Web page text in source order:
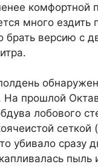
комфортной
много ездить
брать версию с
На прошлой
лобового
сеткой
убивало сразу
пыль